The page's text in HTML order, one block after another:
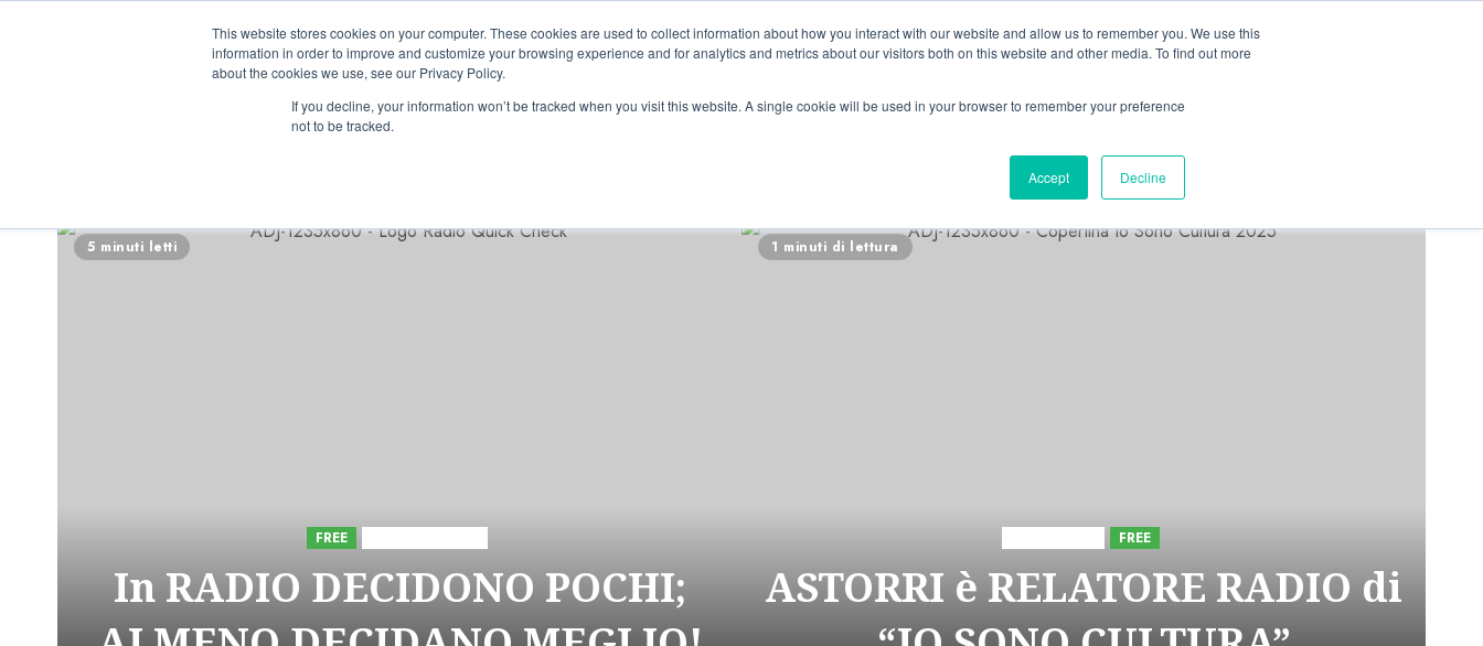
This website stores cookies on your computer. These cookies are used to collect information about how you interact with our website and allow us to remember you. We use this
information in order to improve and customize your browsing experience and for analytics and metrics about our visitors both on this website and other media. To find out more
about the cookies we use, see our Privacy Policy.
If you decline, your information won’t be tracked when you visit this website. A single cookie will be used in your browser to remember your preference
not to be tracked.
Accept Decline
14:02:38 LinkedinFacebook
5 minuti letti
FREE
In RADIO DECIDONO POCHI;
ASTORRI NEWS
1 minuti di lettura
FREE
ASTORRI è RELATORE RADIO di